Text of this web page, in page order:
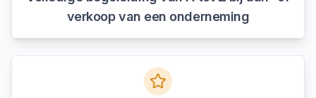
verkoop van een onderneming